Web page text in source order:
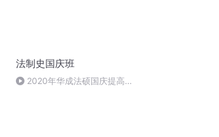
法制史国庆班
2020年华成法硕国庆提高班